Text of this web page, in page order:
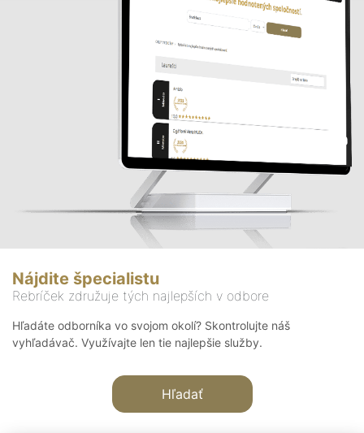
Nájdite špecialistu
Rebríček združuje tých najlepších v odbore
Hľadáte odborníka vo svojom okolí? Skontrolujte náš
vyhľadávač. Využívajte len tie najlepšie služby.
Hľadať